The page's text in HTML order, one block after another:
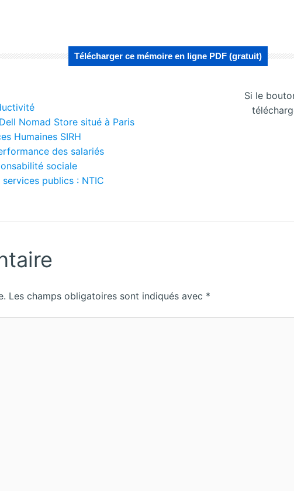
Télécharger ce mémoire en ligne PDF (gratuit)
Nomad Store situé à Paris
Humaines SIRH
des salariés
sociale
publics : NTIC
Si le
Les champs obligatoires sont indiqués avec *